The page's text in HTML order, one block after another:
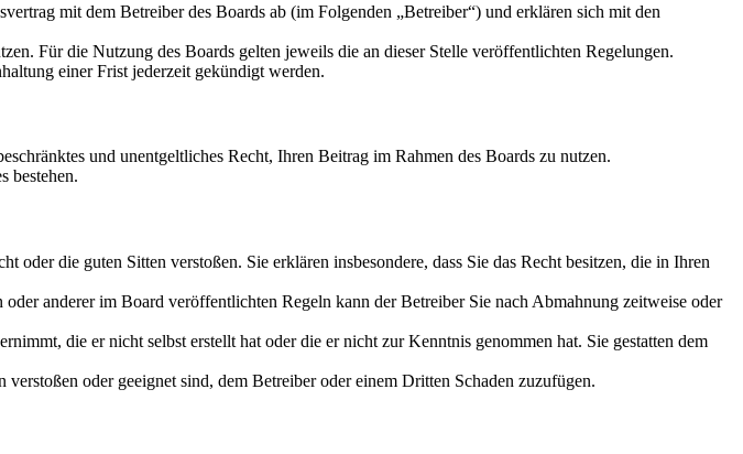
mit dem Betreiber des Boards ab (im Folgenden „Betreiber“) und erklären sich mit den
Für die Nutzung des Boards gelten jeweils die an dieser Stelle veröffentlichten Regelungen.
einer Frist jederzeit gekündigt werden.
und unentgeltliches Recht, Ihren Beitrag im Rahmen des Boards zu nutzen.
bestehen.
oder die guten Sitten verstoßen. Sie erklären insbesondere, dass Sie das Recht besitzen, die in Ihren
anderer im Board veröffentlichten Regeln kann der Betreiber Sie nach Abmahnung zeitweise oder
die er nicht selbst erstellt hat oder die er nicht zur Kenntnis genommen hat. Sie gestatten dem
oder geeignet sind, dem Betreiber oder einem Dritten Schaden zuzufügen.